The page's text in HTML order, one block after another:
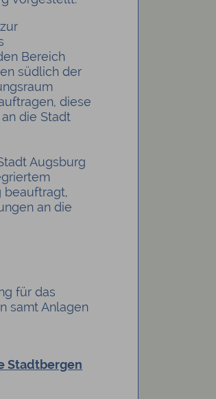
Bereich
südlich der
diese
die Stadt
Augsburg
beauftragt,
an die
für das
samt Anlagen
Stadtbergen